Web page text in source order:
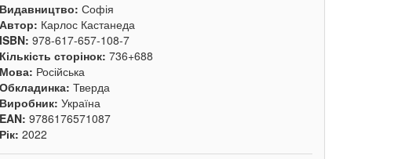
Видавництво:Софія
Автор: Карлос Кастанеда
ISBN:978-617-657-108-7
Кількість сторінок:736+688
Мова: Російська
Обкладинка:Тверда
Виробник:Україна
EAN:9786176571087
Рік:2022